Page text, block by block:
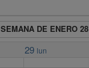
SEMANA DE ENERO 28
29 lun